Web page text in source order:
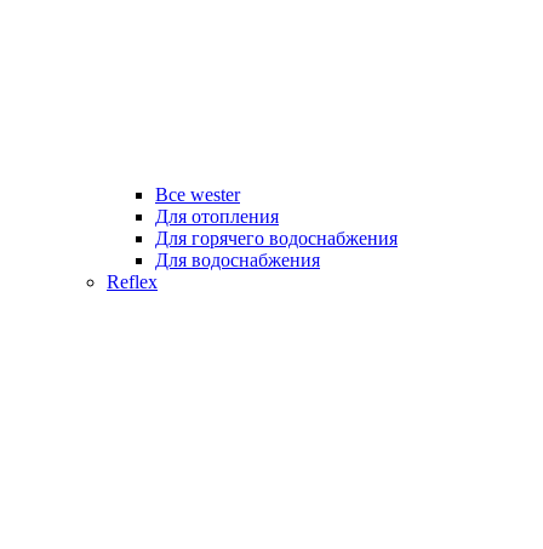
Все wester
Для отопления
Для горячего водоснабжения
Для водоснабжения
Reflex